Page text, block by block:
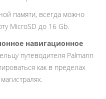
памяти, всегда можно
MicroSD до 16 Gb.
навигационное
путеводителя Palmann
как в пределах